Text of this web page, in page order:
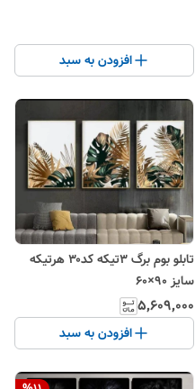
افزودن به سبد
تابلو بوم برگ ۳تیکه کد۳۰ هرتیکه
سایز ۹۰×۶۰
۵٬۶۰۹٬۰۰۰
افزودن به سبد